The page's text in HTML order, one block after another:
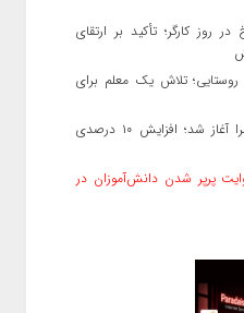
در روز کارگر؛ تأکید بر ارتقای
تلاش یک معلم برای
کشت نیشکر در مزارع صومعه‌سرا آغاز شد؛ افزایش ۱۰ درصدی
پرپر شدن دانش‌آموزان در